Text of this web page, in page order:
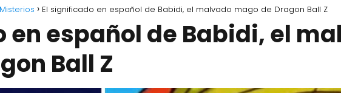
El significado en español de Babidi, el malvado mago de Dragon Ball Z
en español de Babidi, el
Ball Z